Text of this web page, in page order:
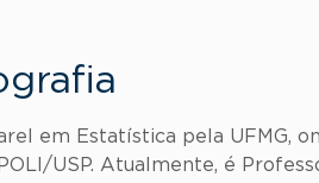
em Estatística pela UFMG,
USP. Atualmente, é